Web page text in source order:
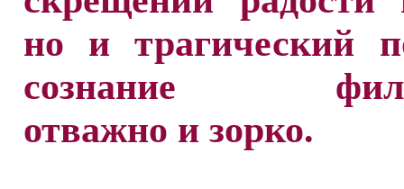
но и трагический
сознание
отважно и зорко.